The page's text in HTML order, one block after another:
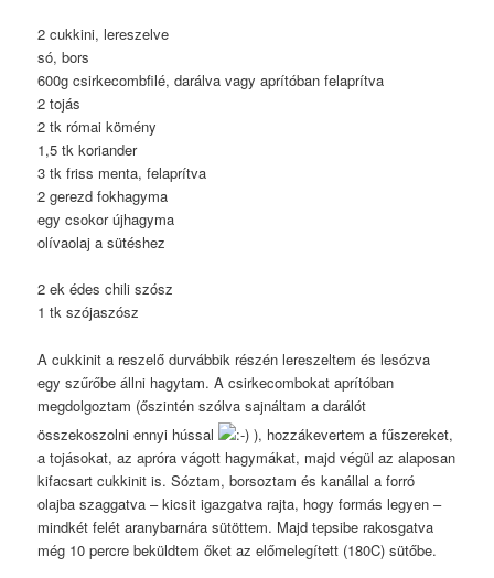
2 cukkini, lereszelve
só, bors
600g csirkecombfilé, darálva vagy aprítóban felaprítva
2 tojás
2 tk római kömény
1,5 tk koriander
3 tk friss menta, felaprítva
2 gerezd fokhagyma
egy csokor újhagyma
olívaolaj a sütéshez
2 ek édes chili szósz
1 tk szójaszósz
A cukkinit a reszelő durvábbik részén lereszeltem és lesózva
egy szűrőbe állni hagytam. A csirkecombokat aprítóban
megdolgoztam (őszintén szólva sajnáltam a darálót
összekoszolni ennyi hússal
), hozzákevertem a fűszereket,
a tojásokat, az apróra vágott hagymákat, majd végül az alaposan
kifacsart cukkinit is. Sóztam, borsoztam és kanállal a forró
olajba szaggatva – kicsit igazgatva rajta, hogy formás legyen –
mindkét felét aranybarnára sütöttem. Majd tepsibe rakosgatva
még 10 percre beküldtem őket az előmelegített (180C) sütőbe.